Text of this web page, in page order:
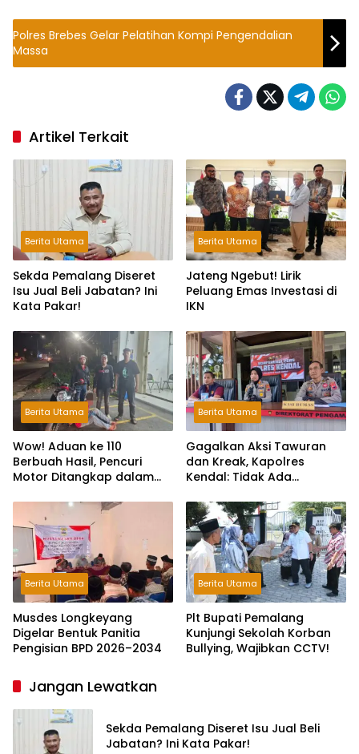
Polres Brebes Gelar Pelatihan Kompi Pengendalian
Massa
Artikel Terkait
Berita Utama
Sekda Pemalang Diseret
Isu Jual Beli Jabatan? Ini
Kata Pakar!
Berita Utama
Jateng Ngebut! Lirik
Peluang Emas Investasi di
IKN
Berita Utama
Wow! Aduan ke 110
Berbuah Hasil, Pencuri
Motor Ditangkap dalam
Berita Utama
Gagalkan Aksi Tawuran
dan Kreak, Kapolres
Kendal: Tidak Ada
Pelaku Kejahatan Jalanan
Berita Utama
Musdes Longkeyang
Digelar Bentuk Panitia
Pengisian BPD 2026–2034
Berita Utama
Plt Bupati Pemalang
Kunjungi Sekolah Korban
Bullying, Wajibkan CCTV!
Jangan Lewatkan
Sekda Pemalang Diseret Isu Jual Beli
Jabatan? Ini Kata Pakar!